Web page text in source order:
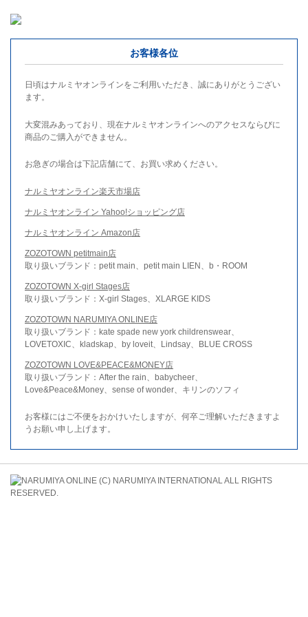
お客様各位
日頃はナルミヤオンラインをご利用いただき、誠にありがとうござい
ます。
大変混みあっており、現在ナルミヤオンラインへのアクセスならびに
商品のご購入ができません。
お急ぎの場合は下記店舗にて、お買い求めください。
ナルミヤオンライン楽天市場店
ナルミヤオンライン Yahoo!ショッピング店
ナルミヤオンライン Amazon店
ZOZOTOWN petitmain店
取り扱いブランド：petit main、petit main LIEN、b・ROOM
ZOZOTOWN X-girl Stages店
取り扱いブランド：X-girl Stages、XLARGE KIDS
ZOZOTOWN NARUMIYA ONLINE店
取り扱いブランド：kate spade new york childrenswear、
LOVETOXIC、kladskap、by loveit、Lindsay、BLUE CROSS
ZOZOTOWN LOVE&PEACE&MONEY店
取り扱いブランド：After the rain、babycheer、
Love&Peace&Money、sense of wonder、キリンのソフィ
お客様にはご不便をおかけいたしますが、何卒ご理解いただきますよ
うお願い申し上げます。